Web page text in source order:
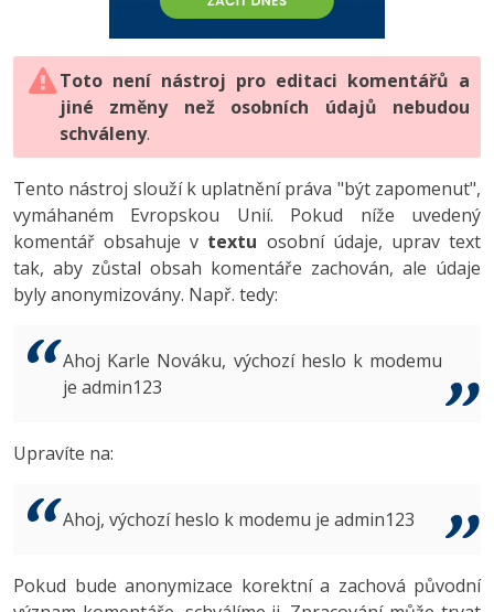
HTML5, CSS3, Bootstrap, SEO
SQL a databáze
Testování a verzování
UML a návrhové vzory
React
Spring
ASP.NET MVC
Best practices
PHP
JavaScript
Python
HTML / CSS
UML a návrhové vzory
MySQL/MariaDB
MS-SQL
Vývojář mobilních aplikací
C# Game developer
Tester
Systémový administrátor
3D grafik
Copywriter
WordPress specialista
-80%
JavaScript -80%
PHP -80%
Swift -80%
Kotlin -80%
VB.NET
Algoritmy -41%
Umělá inteligence (AI) -10%
Digitální gramotnost
Marketing
WordPress
SEO
UX
Business
Copywriting
Windows
-80%
Adobe Illustrator -80%
Adobe Lightroom
Adobe XD
Adobe InDesign -25%
Adobe After Effects
Inkscape
Fórum
Toto není nástroj pro editaci komentářů a
jiné změny než osobních údajů nebudou
schváleny.
Tento nástroj slouží k uplatnění práva "být zapomenut",
vymáhaném Evropskou Unií. Pokud níže uvedený
komentář obsahuje v textu osobní údaje, uprav text
tak, aby zůstal obsah komentáře zachován, ale údaje
byly anonymizovány. Např. tedy:
Ahoj Karle Nováku, výchozí heslo k modemu
je admin123
Upravíte na:
Ahoj, výchozí heslo k modemu je admin123
Pokud bude anonymizace korektní a zachová původní